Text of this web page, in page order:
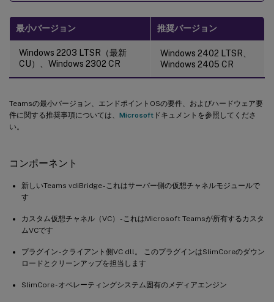
最小バージョン 推奨バージョン
Windows 2203 LTSR（最新
CU）、Windows 2302 CR
Windows 2402 LTSR、
Windows 2405 CR
Teamsの最小バージョン、エンドポイントOSの要件、およびハードウェア要
件に関する推奨事項については、 Microsoft ドキュメントを参照してくださ
い。
コンポーネント
新しいTeams vdiBridge - これはサーバー側の仮想チャネルモジュールで
す
カスタム仮想チャネル（VC） - これはMicrosoft Teamsが所有するカスタ
ムVCです
プラグイン - クライアント側VC dll。 このプラグインはSlimCoreのダウン
ロードとクリーンアップを担当します
SlimCore - オペレーティングシステム固有のメディアエンジン